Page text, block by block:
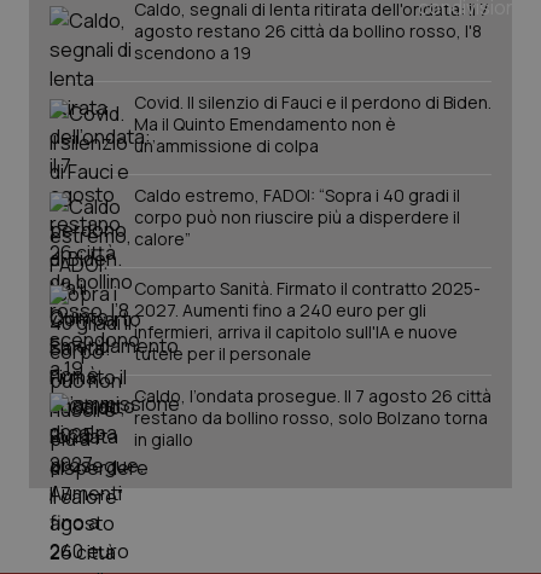
Caldo, segnali di lenta ritirata dell'ondata: il 7
agosto restano 26 città da bollino rosso, l'8
scendono a 19
Covid. Il silenzio di Fauci e il perdono di Biden.
Ma il Quinto Emendamento non è
un’ammissione di colpa
Caldo estremo, FADOI: “Sopra i 40 gradi il
corpo può non riuscire più a disperdere il
calore”
Comparto Sanità. Firmato il contratto 2025-
2027. Aumenti fino a 240 euro per gli
infermieri, arriva il capitolo sull'IA e nuove
tutele per il personale
Caldo, l’ondata prosegue. Il 7 agosto 26 città
restano da bollino rosso, solo Bolzano torna
in giallo
incap_ses_537_2921979 .certid.it
__cf_bm
Cloudflare Inc.
.hubspot.com